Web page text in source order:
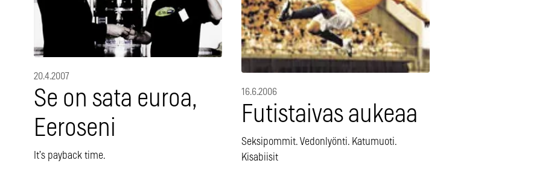
20.4.2007
Se on sata euroa,
Eeroseni
It’s payback time.
16.6.2006
Futistaivas aukeaa
Seksipommit. Vedonlyönti. Katumuoti.
Kisabiisit